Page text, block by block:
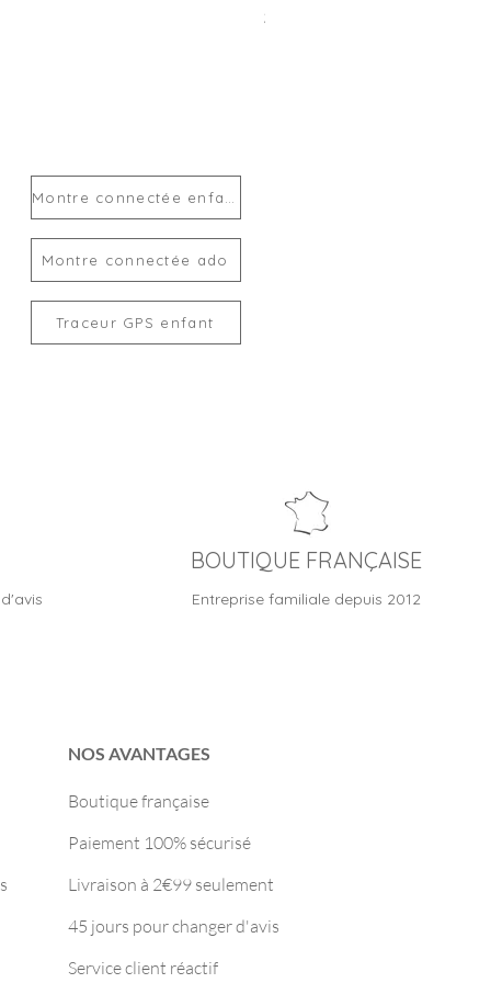
Prix
24,00 €
Montre connectée ado
Traceur GPS enfant
BOUTIQUE FRANÇAISE
Entreprise familiale depuis 2012
NOS AVANTAGES
Boutique française
Paiement 100% sécurisé
Livraison à 2€99 seulement
45 jours pour changer d'avis
Service client réactif